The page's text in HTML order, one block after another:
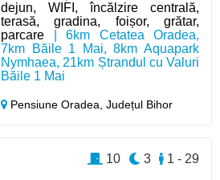
dejun, WIFI, încălzire centrală,
terasă, gradina, foișor, grătar,
parcare | 6km Cetatea Oradea,
7km Băile 1 Mai, 8km Aquapark
Nymhaea, 21km Ștrandul cu Valuri
Băile 1 Mai
Pensiune Oradea,Județul Bihor
1 - 29
3
10